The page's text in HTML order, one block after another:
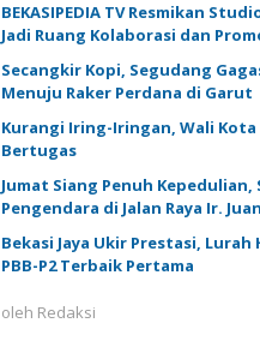
BEKASIPEDIA TV Resmikan
Jadi Ruang Kolaborasi dan
Secangkir Kopi, Segudang
Menuju Raker Perdana di Garut
Kurangi Iring-Iringan, Wali
Bertugas
Jumat Siang Penuh
Pengendara di Jalan Raya Ir.
Bekasi Jaya Ukir Prestasi,
PBB-P2 Terbaik Pertama
oleh Redaksi